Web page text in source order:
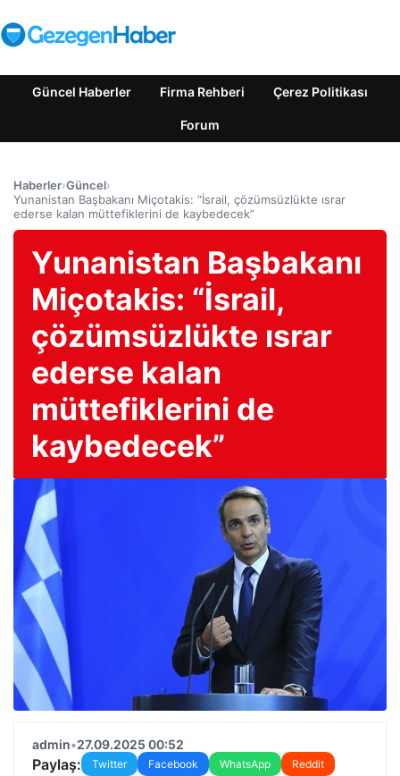
Güncel Haberler Firma Rehberi Çerez Politikası
Forum
Haberler›Güncel›
Yunanistan Başbakanı Miçotakis: “İsrail, çözümsüzlükte ısrar
ederse kalan müttefiklerini de kaybedecek”
Yunanistan Başbakanı
Miçotakis: “İsrail,
çözümsüzlükte ısrar
ederse kalan
müttefiklerini de
kaybedecek”
admin•27.09.2025 00:52
Paylaş: Twitter Facebook WhatsApp
Reddit